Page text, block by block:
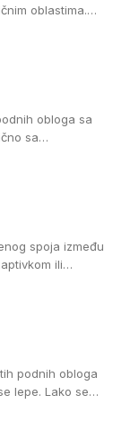
oblastima.
obloga sa
sa
spoja između
ili
su za
obliku. Naši PVC
vinilnim
podnih obloga
lepe. Lako se